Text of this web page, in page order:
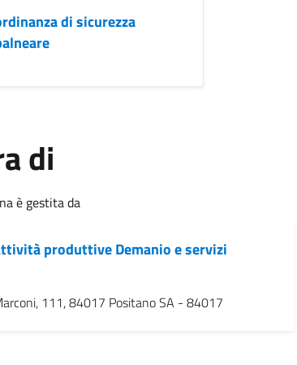
di sicurezza
di
è gestita da
produttive Demanio e servizi
111, 84017 Positano SA - 84017